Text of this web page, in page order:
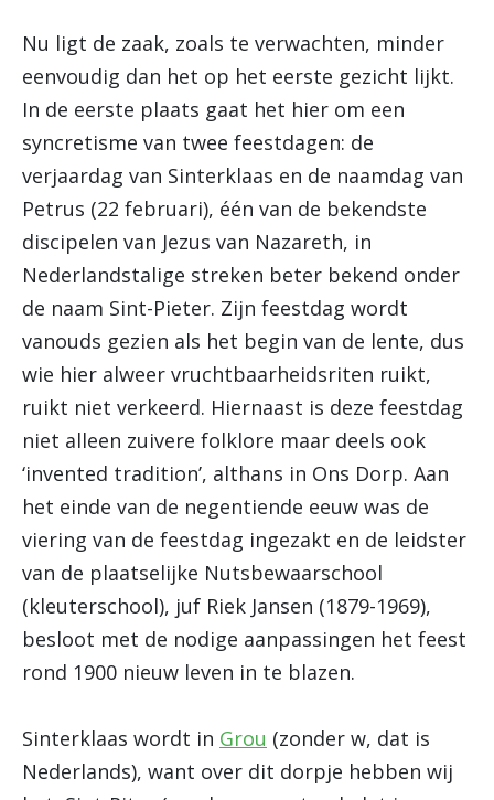
Nu ligt de zaak, zoals te verwachten, minder
eenvoudig dan het op het eerste gezicht lijkt.
In de eerste plaats gaat het hier om een
syncretisme van twee feestdagen: de
verjaardag van Sinterklaas en de naamdag van
Petrus (22 februari), één van de bekendste
discipelen van Jezus van Nazareth, in
Nederlandstalige streken beter bekend onder
de naam Sint-Pieter. Zijn feestdag wordt
vanouds gezien als het begin van de lente, dus
wie hier alweer vruchtbaarheidsriten ruikt,
ruikt niet verkeerd. Hiernaast is deze feestdag
niet alleen zuivere folklore maar deels ook
‘invented tradition’, althans in Ons Dorp. Aan
het einde van de negentiende eeuw was de
viering van de feestdag ingezakt en de leidster
van de plaatselijke Nutsbewaarschool
(kleuterschool), juf Riek Jansen (1879-1969),
besloot met de nodige aanpassingen het feest
rond 1900 nieuw leven in te blazen.
Sinterklaas wordt in Grou (zonder w, dat is
Nederlands), want over dit dorpje hebben wij